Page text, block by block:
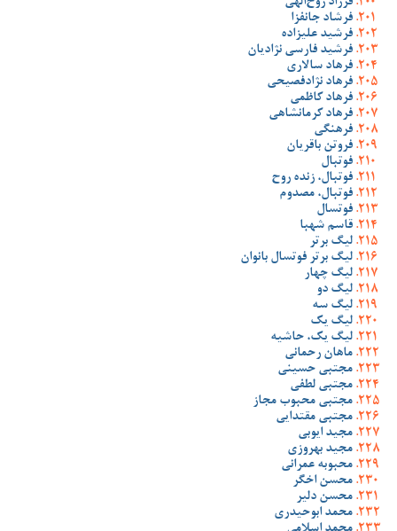
فرزاد روح‌الهی
فرشاد جانفزا
فرشید علیزاده
فرشید فارسی نژادیان
فرهاد سالاری
فرهاد نژادفصیحی
فرهاد کاظمی
فرهاد کرمانشاهی
فرهنگی
فروتن باقریان
فوتبال
فوتبال، زنده روح
فوتبال، مصدوم
فوتسال
قاسم شهبا
لیگ برتر
لیگ برتر فوتسال بانوان
لیگ چهار
لیگ دو
لیگ سه
لیگ یک
لیگ یک، حاشیه
ماهان رحمانی
مجتبی حسینی
مجتبی لطفی
مجتبی محبوب مجاز
مجتبی مقتدایی
مجید ایوبی
مجید بهروزی
محبوبه عمرانی
محسن اخگر
محسن دلیر
محمد ابوحیدری